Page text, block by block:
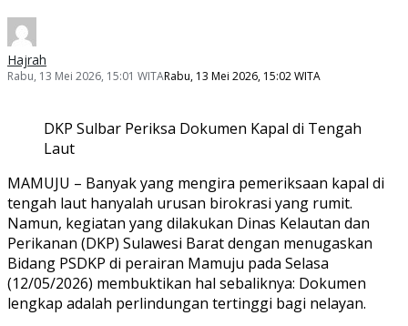
Hajrah
Rabu, 13 Mei 2026, 15:01 WITARabu, 13 Mei 2026, 15:02 WITA
DKP Sulbar Periksa Dokumen Kapal di Tengah
Laut
MAMUJU – Banyak yang mengira pemeriksaan kapal di
tengah laut hanyalah urusan birokrasi yang rumit.
Namun, kegiatan yang dilakukan Dinas Kelautan dan
Perikanan (DKP) Sulawesi Barat dengan menugaskan
Bidang PSDKP di perairan Mamuju pada Selasa
(12/05/2026) membuktikan hal sebaliknya: Dokumen
lengkap adalah perlindungan tertinggi bagi nelayan.